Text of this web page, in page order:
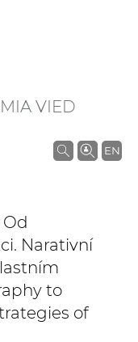
VIED
EN
V
d
a
Od
Narativní
to
of